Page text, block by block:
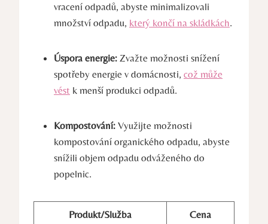
vracení odpadů, abyste minimalizovali
množství odpadu, který končí na skládkách.
Úspora energie: Zvažte možnosti snížení
spotřeby energie v domácnosti, což může
vést k menší produkci odpadů.
Kompostování: Využijte možnosti
kompostování organického odpadu, abyste
snížili objem odpadu odváženého do
popelnic.
Produkt/Služba Cena